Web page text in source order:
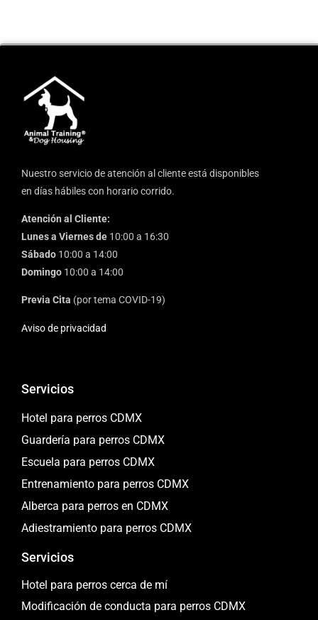
Nuestro servicio de atención al cliente está disponibles
en días hábiles con horario corrido.
Atención al Cliente:
Lunes a Viernes de 10:00 a 16:30
Sábado 10:00 a 14:00
Domingo 10:00 a 14:00
Previa Cita (por tema COVID-19)
Aviso de privacidad
Servicios
Hotel para perros CDMX
Guardería para perros CDMX
Escuela para perros CDMX
Entrenamiento para perros CDMX
Alberca para perros en CDMX
Adiestramiento para perros CDMX
Servicios
Hotel para perros cerca de mí
Modificación de conducta para perros CDMX